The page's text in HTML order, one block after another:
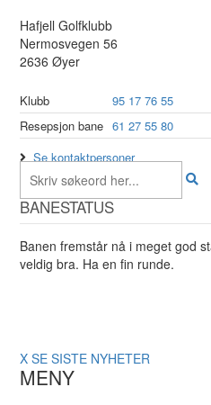
Hafjell Golfklubb
Nermosvegen 56
2636 Øyer
Klubb
95 17 76 55
Resepsjon bane 61 27 55 80
Se kontaktpersoner
BANESTATUS
Banen fremstår nå i meget god
veldig bra. Ha en fin runde.
X SE SISTE NYHETER
MENY